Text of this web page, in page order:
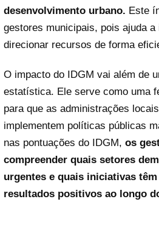
desenvolvimento urbano. Este
gestores municipais, pois ajuda
direcionar recursos de forma
O impacto do IDGM vai além de
estatística. Ele serve como uma
para que as administrações
implementem políticas públicas
nas pontuações do IDGM, os
compreender quais setores
urgentes e quais iniciativas
resultados positivos ao longo